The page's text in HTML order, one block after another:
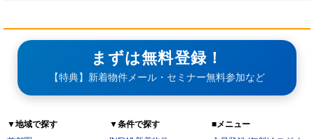
まずは無料登録！
【特典】新着物件メール・セミナー無料参加など
▼地域で探す
▼条件で探す
■メニュー